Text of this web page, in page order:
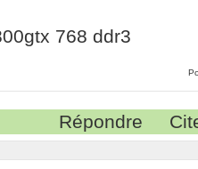
768 ddr3
Répondre